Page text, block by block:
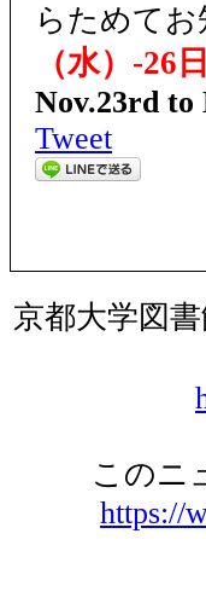
らためてお
（水）‐26
Nov.23rd to
Tweet
京都大学図
このニ
https://